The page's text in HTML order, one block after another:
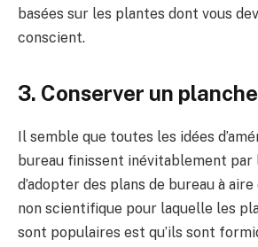
basées sur les plantes dont vous
conscient.
3. Conserver un
Il semble que toutes les idées
bureau finissent inévitablement par
d’adopter des plans de bureau à
non scientifique pour laquelle les
sont populaires est qu’ils sont